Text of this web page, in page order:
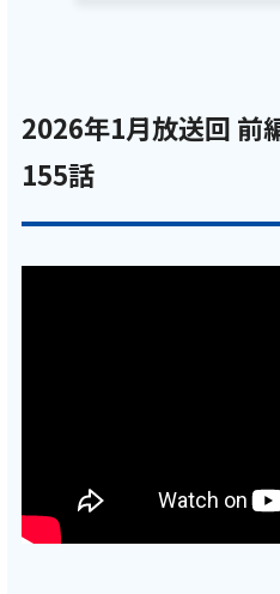
お知らせ
サイトマップ
情報セキュリティ基本方針
2026年1月放送回 前
155話